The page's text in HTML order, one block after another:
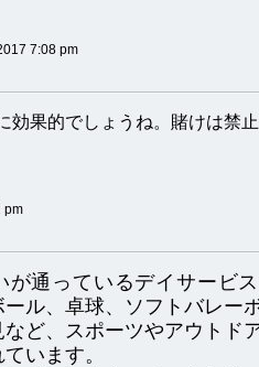
7:08 pm
効果的でしょうね。賭けは禁
pm
が通っているデイサービ
ール、卓球、ソフトバレー
など、スポーツやアウトド
います。